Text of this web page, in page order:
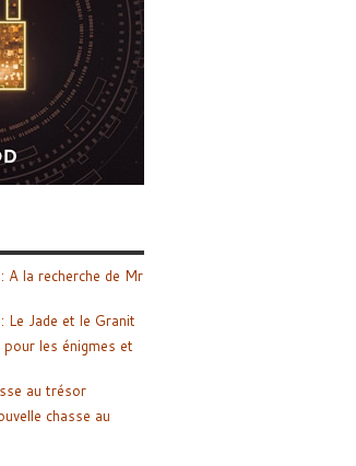
A la recherche de Mr
Le Jade et le Granit
les énigmes et
au trésor
chasse au